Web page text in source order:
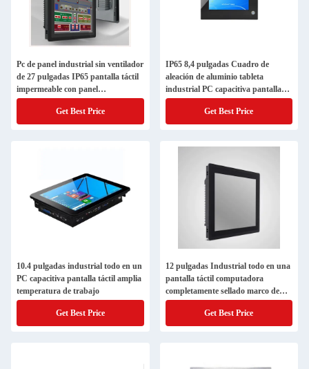
Pc de panel industrial sin ventilador
de 27 pulgadas IP65 pantalla táctil
impermeable con panel
completamente sellado
Get Best Price
IP65 8,4 pulgadas Cuadro de
aleación de aluminio tableta
industrial PC capacitiva pantalla
táctil
Get Best Price
10.4 pulgadas industrial todo en un
PC capacitiva pantalla táctil amplia
temperatura de trabajo
Get Best Price
12 pulgadas Industrial todo en una
pantalla táctil computadora
completamente sellado marco de
aleación de aluminio
Get Best Price